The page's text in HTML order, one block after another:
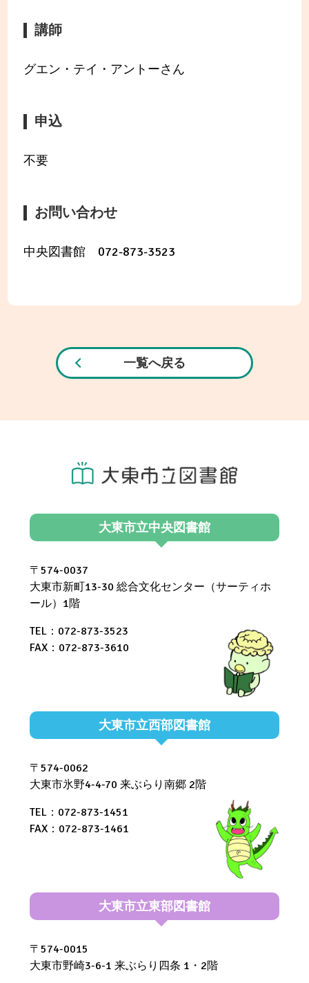
講師
グエン・テイ・アントーさん
申込
不要
お問い合わせ
中央図書館 072-873-3523
一覧へ戻る
大東市立中央図書館
〒574-0037
大東市新町13-30 総合文化センター（サーティホ
ール）1階
TEL：072-873-3523
FAX：072-873-3610
大東市立西部図書館
〒574-0062
大東市氷野4-4-70 来ぶらり南郷 2階
TEL：072-873-1451
FAX：072-873-1461
大東市立東部図書館
〒574-0015
大東市野崎3-6-1 来ぶらり四条 1・2階